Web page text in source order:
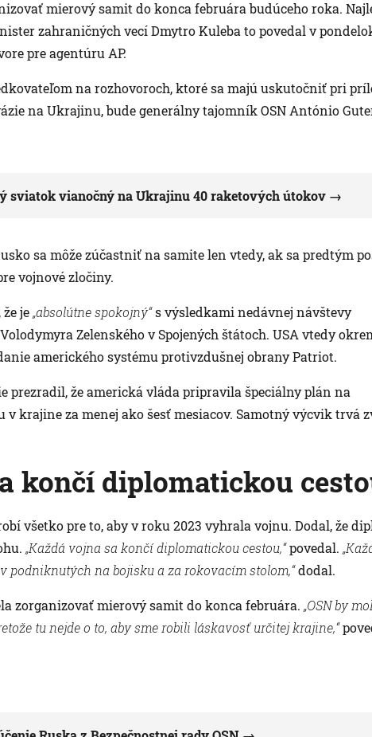
mierový samit do konca februára budúceho roka.
zahraničných vecí Dmytro Kuleba to povedal v
pre agentúru AP.
na rozhovoroch, ktoré sa majú uskutočniť pri
na Ukrajinu, bude generálny tajomník OSN António
sviatok vianočný na Ukrajinu 40 raketových útokov
sa môže zúčastniť na samite len vtedy, ak sa predtým
vojnové zločiny.
je„absolútne spokojný“s výsledkami nedávnej návštevy
Zelenského v Spojených štátoch. USA vtedy
amerického systému protivzdušnej obrany Patriot.
prezradil, že americká vláda pripravila špeciálny plán na
v krajine za menej ako šesť mesiacov. Samotný výcvik trvá
končí diplomatickou
všetko pre to, aby v roku 2023 vyhrala vojnu. Dodal, že
„Každá vojna sa končí diplomatickou cestou,“povedal.
podniknutých na bojisku a za rokovacím stolom,“dodal.
zorganizovať mierový samit do konca februára. „OSN by
tu nejde o to, aby sme robili láskavosť určitej krajine,“